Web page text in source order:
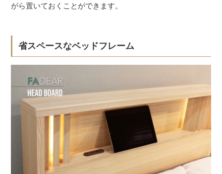
がら置いておくことができます。
省スペースなベッドフレーム